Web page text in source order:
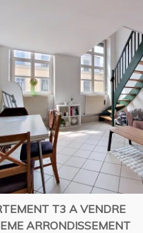
T3 A VENDRE
ARRONDISSEMENT